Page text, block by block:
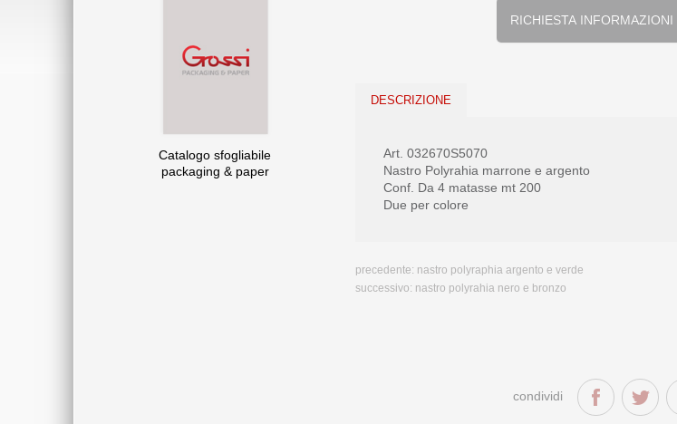
Catalogo sfogliabile
packaging & paper
DESCRIZIONE
Art. 032670S5070
Nastro Polyrahia marrone e argento
Conf. Da 4 matasse mt 200
Due per colore
precedente: nastro polyraphia argento e verde
successivo: nastro polyrahia nero e bronzo
condividi